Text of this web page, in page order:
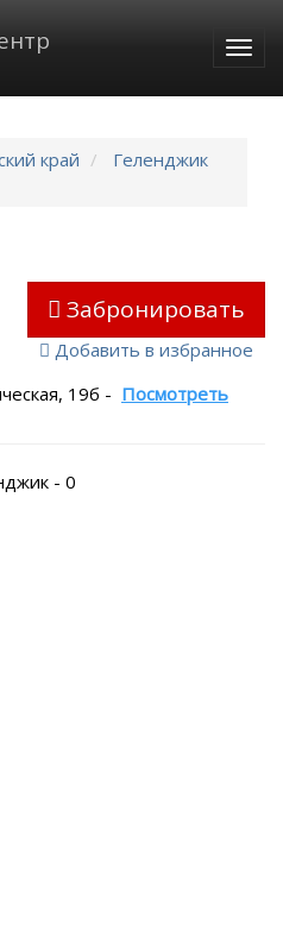
край
Геленджик
Забронировать
Добавить в избранное
19б - Посмотреть